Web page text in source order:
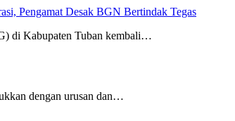
Pengamat Desak BGN Bertindak Tegas
di Kabupaten Tuban kembali…
dengan urusan dan…